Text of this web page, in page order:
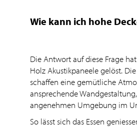
Wie kann ich hohe
Die Antwort auf diese Frage
Holz Akustikpaneele gelöst.
schaffen eine gemütliche
ansprechende
angenehmen Umgebung im
So lässt sich das Essen